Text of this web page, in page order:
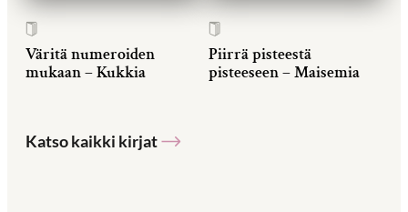
Väritä numeroiden
mukaan – Kukkia
Piirrä pisteestä
pisteeseen – Maisemia
Katso kaikki kirjat